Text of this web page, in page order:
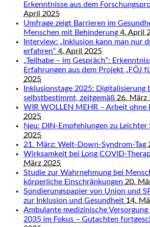
Erkenntnisse aus dem
April 2025
Umfrage zeigt Barrieren im
Menschen mit Behinderung 4. April
Interview: „Inklusion kann man nur
erfahren“ 4. April 2025
„Teilhabe – im Gespräch“:
Erfahrungen aus dem Projekt „FÖJ
2025
Inklusionstage 2025: Digitalisierung
selbstbestimmt, zeitgemäß 26. März
WIR WOLLEN MEHR – Arbeit ohne
2025
Neu: DIN-Empfehlungen zu Leichter
2025
21. März: Welt-Down-Syndrom-Tag
Wirksamkeit bei Long COVID-
März 2025
Studie zur Wahrnehmung bei
körperliche Einschränkungen 20.
Sondierungspapier von Union und
zur Inklusion und Gesundheit 14.
Ambulante medizinische Versorgung
2035 im Fokus – Gutachten